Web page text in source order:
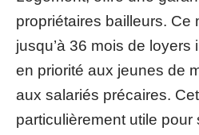
propriétaires bailleurs. Ce
jusqu’à 36 mois de loyers
en priorité aux jeunes de
aux salariés précaires.
particulièrement utile pour